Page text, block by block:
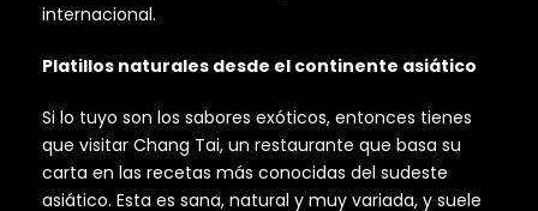
internacional.
Platillos naturales desde el continente asiático
Si lo tuyo son los sabores exóticos, entonces tienes
que visitar Chang Tai, un restaurante que basa su
carta en las recetas más conocidas del sudeste
asiático. Esta es sana, natural y muy variada, y suele